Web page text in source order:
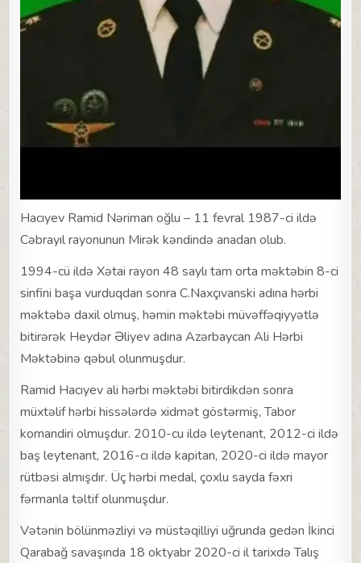
Hacıyev Ramid Nəriman oğlu – 11 fevral 1987-ci ildə
Cəbrayıl rayonunun Mirək kəndində anadan olub.
1994-cü ildə Xətai rayon 48 saylı tam orta məktəbin 8-ci
sinfini başa vurduqdan sonra C.Naxçıvanski adına hərbi
məktəbə daxil olmuş, həmin məktəbi müvəffəqiyyətlə
bitirərək Heydər Əliyev adına Azərbaycan Ali Hərbi
Məktəbinə qəbul olunmuşdur.
Ramid Hacıyev ali hərbi məktəbi bitirdikdən sonra
müxtəlif hərbi hissələrdə xidmət göstərmiş, Tabor
komandiri olmuşdur. 2010-cu ildə leytenant, 2012-ci ildə
baş leytenant, 2016-cı ildə kapitan, 2020-ci ildə mayor
rütbəsi almışdır. Üç hərbi medal, çoxlu sayda fəxri
fərmanla təltif olunmuşdur.
Vətənin bölünməzliyi və müstəqilliyi uğrunda gedən İkinci
Qarabağ savaşında 18 oktyabr 2020-ci il tarixdə Talış